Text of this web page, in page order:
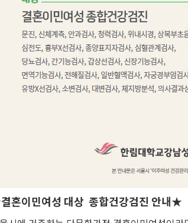
혼이민여성 대상 종합건강검진 안내★